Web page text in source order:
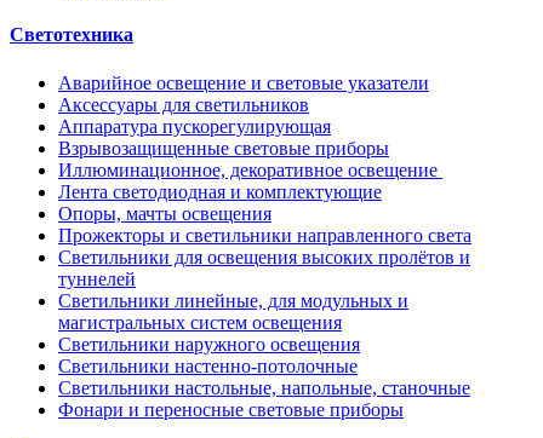
Светотехника
Аварийное освещение и световые указатели
Аксессуары для светильников
Аппаратура пускорегулирующая
Взрывозащищенные световые приборы
Иллюминационное, декоративное освещение
Лента светодиодная и комплектующие
Опоры, мачты освещения
Прожекторы и светильники направленного света
Светильники для освещения высоких пролётов и
туннелей
Светильники линейные, для модульных и
магистральных систем освещения
Светильники наружного освещения
Светильники настенно-потолочные
Светильники настольные, напольные, станочные
Фонари и переносные световые приборы